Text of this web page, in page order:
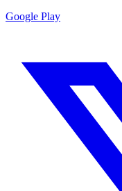
Google Play